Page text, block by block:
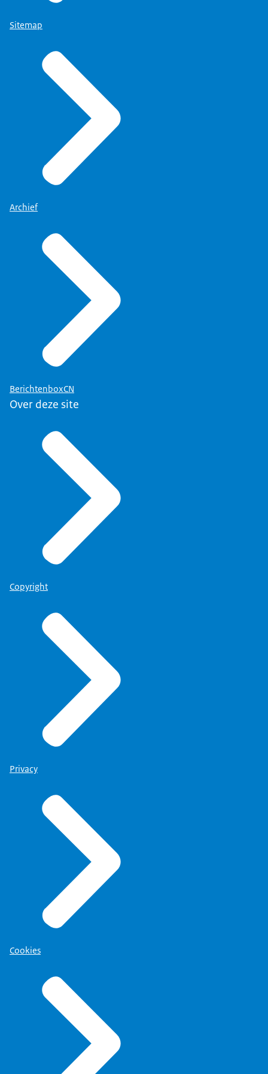
Sitemap
Archief
BerichtenboxCN
Over deze site
Copyright
Privacy
Cookies